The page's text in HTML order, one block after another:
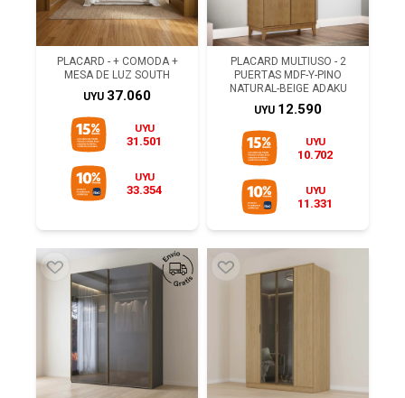
PLACARD - + COMODA +
MESA DE LUZ SOUTH
UYU 37.060
UYU
31.501
UYU
33.354
PLACARD MULTIUSO - 2
PUERTAS MDF-Y-PINO
NATURAL-BEIGE ADAKU
UYU 12.590
UYU
10.702
UYU
11.331